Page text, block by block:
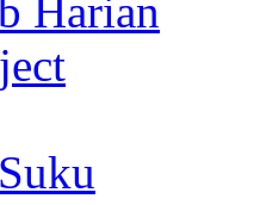
Harian